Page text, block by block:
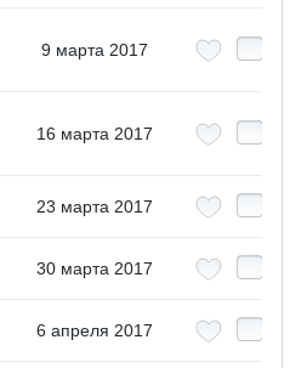
9 марта 2017
16 марта 2017
23 марта 2017
30 марта 2017
6 апреля 2017